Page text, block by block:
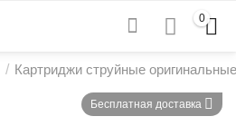
0
/ Картриджи струйные
Бесплатная доставка